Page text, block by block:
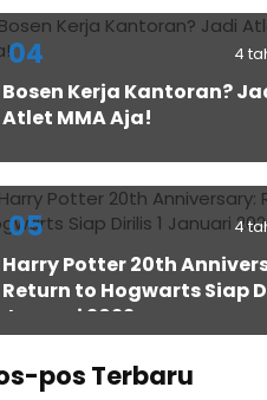
04 4
Bosen Kerja Kantoran?
Atlet MMA Aja!
05 4
Harry Potter 20th
Return to Hogwarts Siap
Januari 2022
pos Terbaru